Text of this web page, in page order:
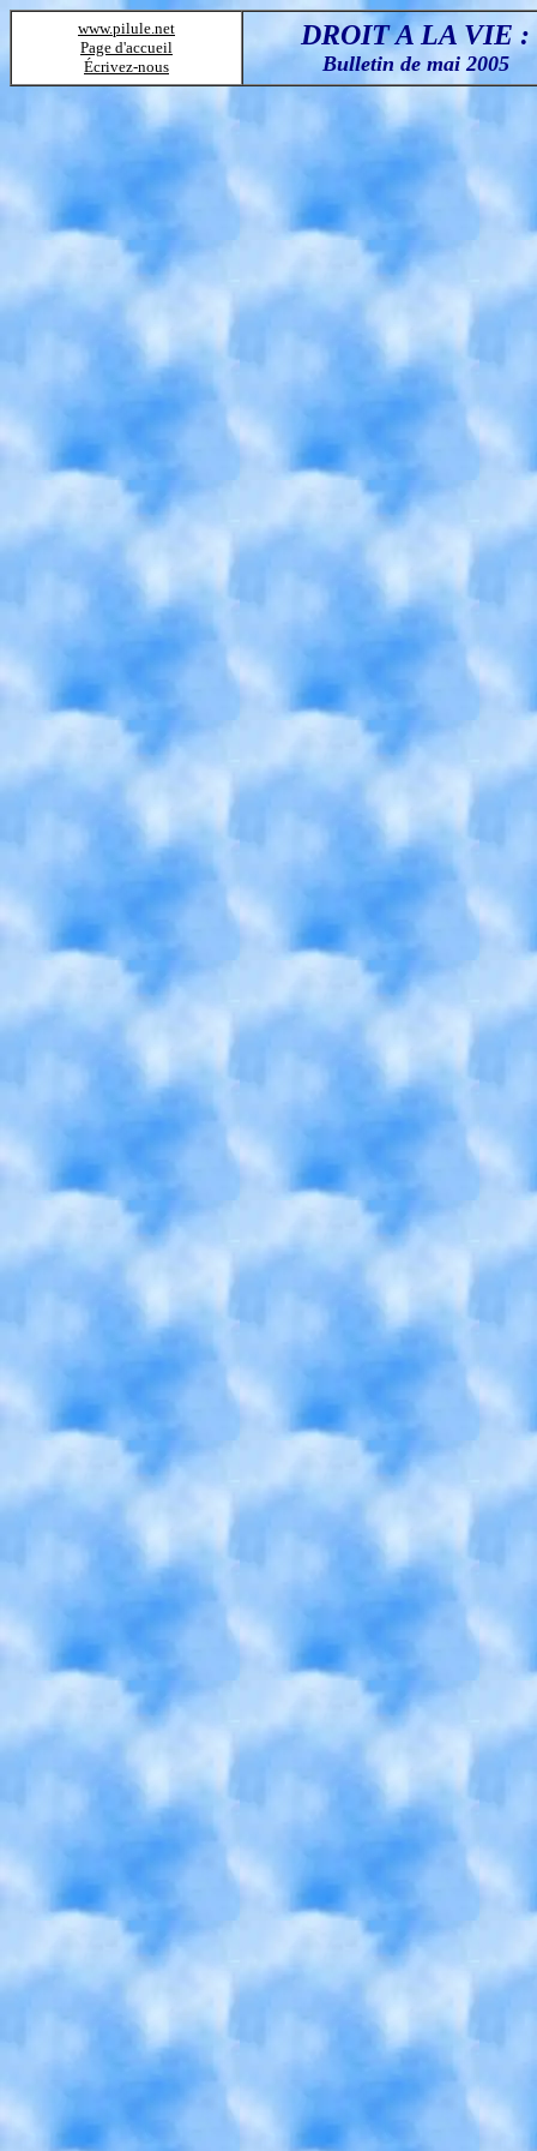
www.pilule.net
Page d'accueil
Écrivez-nous
DROIT A LA VIE :
Bulletin de mai 2005